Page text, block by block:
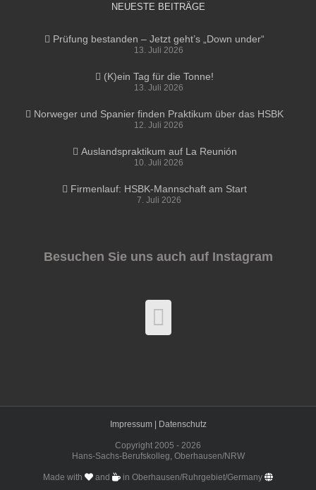
NEUESTE BEITRÄGE
Prüfung bestanden – Jetzt geht’s „Down under“
13. Juli 2026
(K)ein Tag für die Tonne!
13. Juli 2026
Norweger und Spanier finden Praktikum über das HSBK
12. Juli 2026
Auslandspraktikum auf La Reunión
10. Juli 2026
Firmenlauf: HSBK-Mannschaft am Start
7. Juli 2026
Besuchen Sie uns auch auf Instagram
Impressum | Datenschutz
Copyright 2005 - 2026
Hans-Sachs-Berufskolleg, Oberhausen/NRW
Made with and in Oberhausen/Ruhrgebiet/Germany